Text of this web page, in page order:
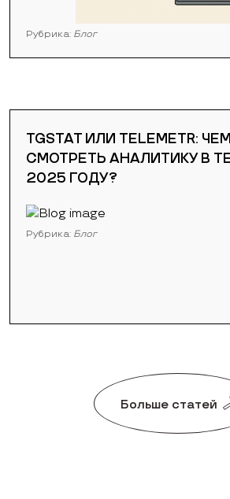
Рубрика: Блог
TGSTAT ИЛИ TELEMETR: ЧЕМ
СМОТРЕТЬ АНАЛИТИКУ В
2025 ГОДУ?
Рубрика: Блог
Больше статей